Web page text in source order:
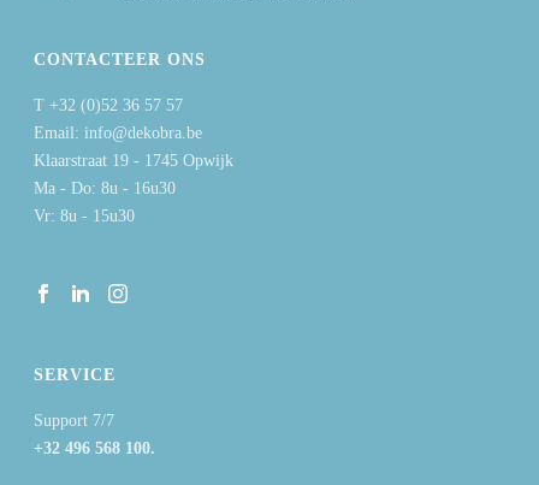
CONTACTEER ONS
T +32 (0)52 36 57 57
Email: info@dekobra.be
Klaarstraat 19 - 1745 Opwijk
Ma - Do: 8u - 16u30
Vr: 8u - 15u30
SERVICE
Support 7/7
+32 496 568 100.